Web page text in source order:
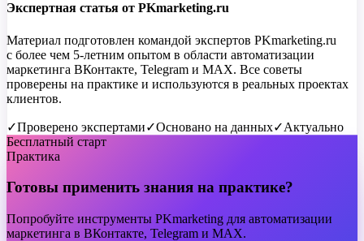
Экспертная статья от PKmarketing.ru
Материал подготовлен командой экспертов PKmarketing.ru
с более чем 5-летним опытом в области автоматизации
маркетинга ВКонтакте, Telegram и MAX. Все советы
проверены на практике и используются в реальных проектах
клиентов.
✓Проверено экспертами✓Основано на данных✓Актуально
Бесплатный старт
Практика
Готовы применить знания на практике?
Попробуйте инструменты PKmarketing для автоматизации
маркетинга в ВКонтакте, Telegram и MAX.